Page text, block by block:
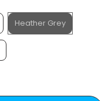
Heather Grey